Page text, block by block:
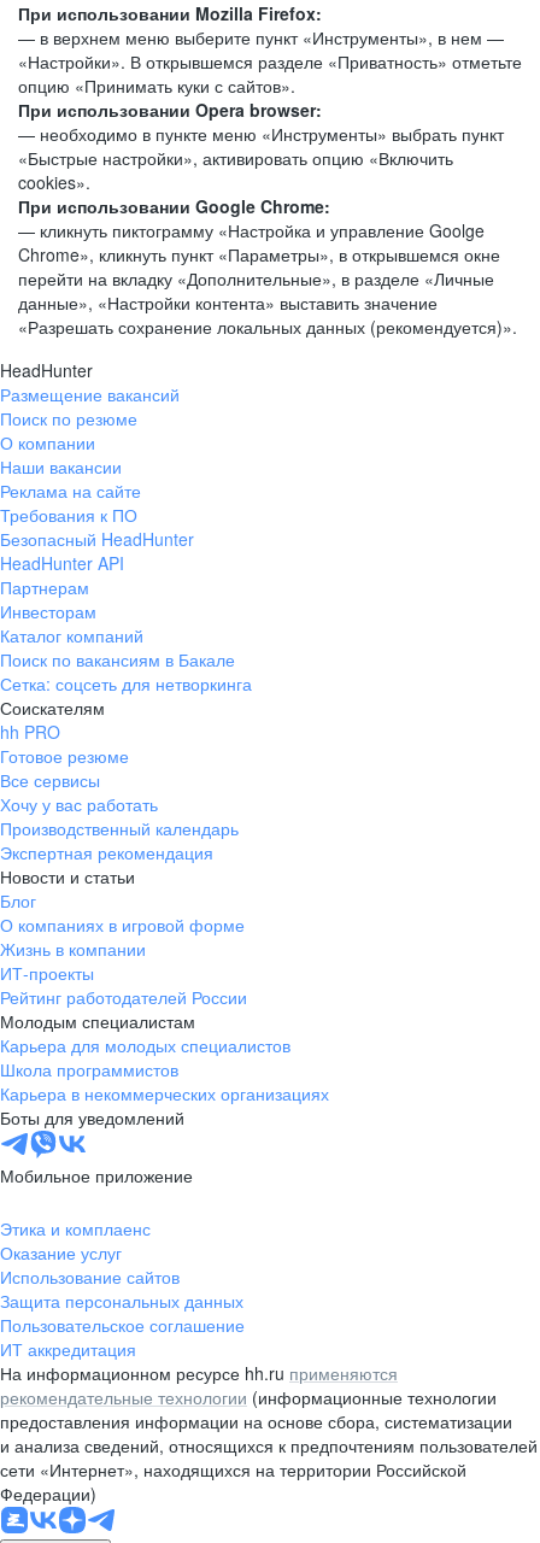
При использовании Mozilla Firefox:
— в верхнем меню выберите пункт «Инструменты», в нем —
«Настройки». В открывшемся разделе «Приватность» отметьте
опцию «Принимать куки с сайтов».
При использовании Opera browser:
— необходимо в пункте меню «Инструменты» выбрать пункт
«Быстрые настройки», активировать опцию «Включить
cookies».
При использовании Google Chrome:
— кликнуть пиктограмму «Настройка и управление Goolge
Chrome», кликнуть пункт «Параметры», в открывшемся окне
перейти на вкладку «Дополнительные», в разделе «Личные
данные», «Настройки контента» выставить значение
«Разрешать сохранение локальных данных (рекомендуется)».
HeadHunter
Размещение вакансий
Поиск по резюме
О компании
Наши вакансии
Реклама на сайте
Требования к ПО
Безопасный HeadHunter
HeadHunter API
Партнерам
Инвесторам
Каталог компаний
Поиск по вакансиям в Бакале
Сетка: соцсеть для нетворкинга
Соискателям
hh PRO
Готовое резюме
Все сервисы
Хочу у вас работать
Производственный календарь
Экспертная рекомендация
Новости и статьи
Блог
О компаниях в игровой форме
Жизнь в компании
ИТ-проекты
Рейтинг работодателей России
Молодым специалистам
Карьера для молодых специалистов
Школа программистов
Карьера в некоммерческих организациях
Боты для уведомлений
Мобильное приложение
Этика и комплаенс
Оказание услуг
Использование сайтов
Защита персональных данных
Пользовательское соглашение
ИТ аккредитация
На информационном ресурсе hh.ru применяются
рекомендательные технологии (информационные технологии
предоставления информации на основе сбора, систематизации
и анализа сведений, относящихся к предпочтениям пользователей
сети «Интернет», находящихся на территории Российской
Федерации)